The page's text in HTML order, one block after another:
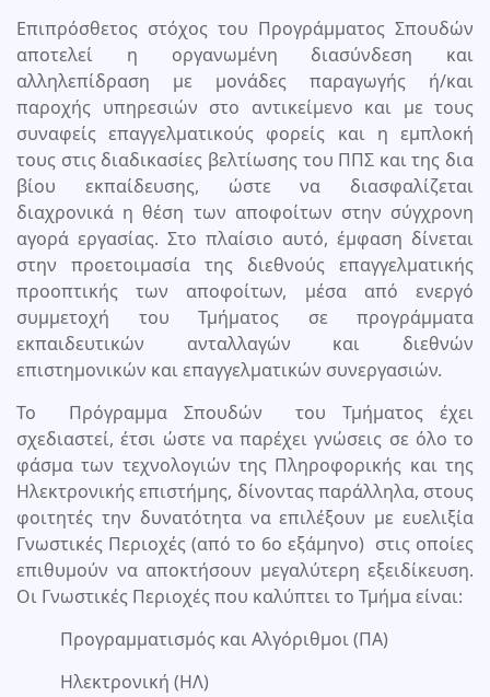
Επιπρόσθετος στόχος του Προγράμματος Σπουδών
αποτελεί η οργανωμένη διασύνδεση και
αλληλεπίδραση με μονάδες παραγωγής ή/και
παροχής υπηρεσιών στο αντικείμενο και με τους
συναφείς επαγγελματικούς φορείς και η εμπλοκή
τους στις διαδικασίες βελτίωσης του ΠΠΣ και της δια
βίου εκπαίδευσης, ώστε να διασφαλίζεται
διαχρονικά η θέση των αποφοίτων στην σύγχρονη
αγορά εργασίας. Στο πλαίσιο αυτό, έμφαση δίνεται
στην προετοιμασία της διεθνούς επαγγελματικής
προοπτικής των αποφοίτων, μέσα από ενεργό
συμμετοχή του Τμήματος σε προγράμματα
εκπαιδευτικών ανταλλαγών και διεθνών
επιστημονικών και επαγγελματικών συνεργασιών.
Το Πρόγραμμα Σπουδών του Τμήματος έχει
σχεδιαστεί, έτσι ώστε να παρέχει γνώσεις σε όλο το
φάσμα των τεχνολογιών της Πληροφορικής και της
Ηλεκτρονικής επιστήμης, δίνοντας παράλληλα, στους
φοιτητές την δυνατότητα να επιλέξουν με ευελιξία
Γνωστικές Περιοχές (από το 6ο εξάμηνο) στις οποίες
επιθυμούν να αποκτήσουν μεγαλύτερη εξειδίκευση.
Οι Γνωστικές Περιοχές που καλύπτει το Τμήμα είναι:
Προγραμματισμός και Αλγόριθμοι (ΠΑ)
Ηλεκτρονική (ΗΛ)